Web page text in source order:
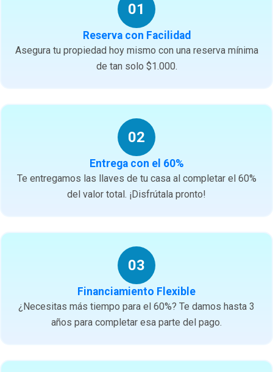
01
Reserva con Facilidad
Asegura tu propiedad hoy mismo con una reserva mínima
de tan solo $1.000.
02
Entrega con el 60%
Te entregamos las llaves de tu casa al completar el 60%
del valor total. ¡Disfrútala pronto!
03
Financiamiento Flexible
¿Necesitas más tiempo para el 60%? Te damos hasta 3
años para completar esa parte del pago.